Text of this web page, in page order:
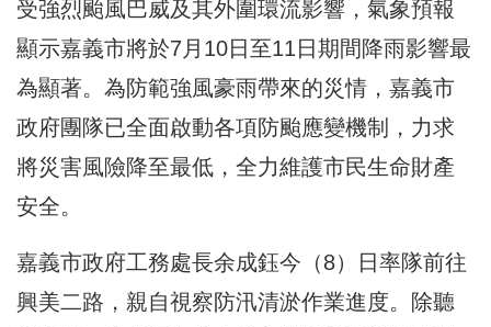
受強烈颱風巴威及其外圍環流影響，氣象預報
顯示嘉義市將於7月10日至11日期間降雨影響最
為顯著。為防範強風豪雨帶來的災情，嘉義市
政府團隊已全面啟動各項防颱應變機制，力求
將災害風險降至最低，全力維護市民生命財產
安全。
嘉義市政府工務處長余成鈺今（8）日率隊前往
興美二路，親自視察防汛清淤作業進度。除聽